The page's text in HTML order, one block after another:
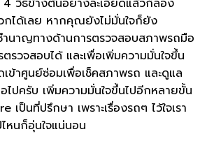
วิธีข้างต้นอย่างละเอียดแล้วก็ลอง
กได้เลย หากคุณยังไม่มั่นใจก็ยัง
ำนาญทางด้านการตรวจสอบสภาพรถมือ
รวจสอบได้ และเพื่อเพิ่มความมั่นใจขึ้น
ข้าศูนย์ซ่อมเพื่อเช็คสภาพรถ และดูแล
ปครับ เพิ่มความมั่นใจขึ้นไปอีกหลายขั้น
เป็นที่ปรึกษา เพราะเรื่องรถๆ ไว้ใจเรา
ไหนก็อุ่นใจแน่นอน